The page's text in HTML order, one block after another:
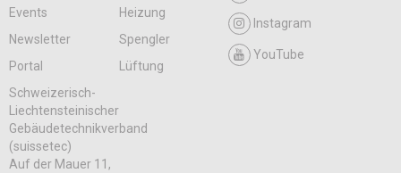
Events
Heizung
Newsletter
Spengler
Portal
Lüftung
Instagram
YouTube
Schweizerisch-
Liechtensteinischer
Gebäudetechnikverband
(suissetec)
Auf der Mauer 11,